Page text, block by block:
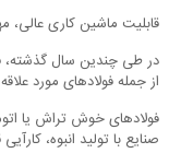
قابلیت ماشین کاری
در طی چندین سال گذشته،
از جمله فولادهای مورد
فولادهای خوش تراش یا
صنایع با تولید انبوه،